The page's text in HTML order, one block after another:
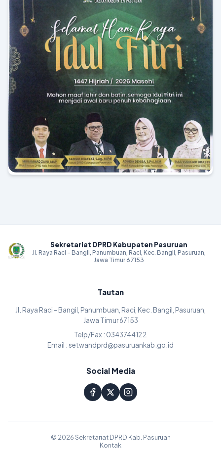
Sekretariat DPRD Kabupaten Pasuruan
Jl. Raya Raci - Bangil, Panumbuan, Raci, Kec. Bangil, Pasuruan,
Jawa Timur 67153
Tautan
Jl. Raya Raci - Bangil, Panumbuan, Raci, Kec. Bangil, Pasuruan,
Jawa Timur 67153
Telp/Fax : 0343744122
Email : setwandprd@pasuruankab.go.id
Social Media
© 2026 Sekretariat DPRD Kab. Pasuruan
Kontak